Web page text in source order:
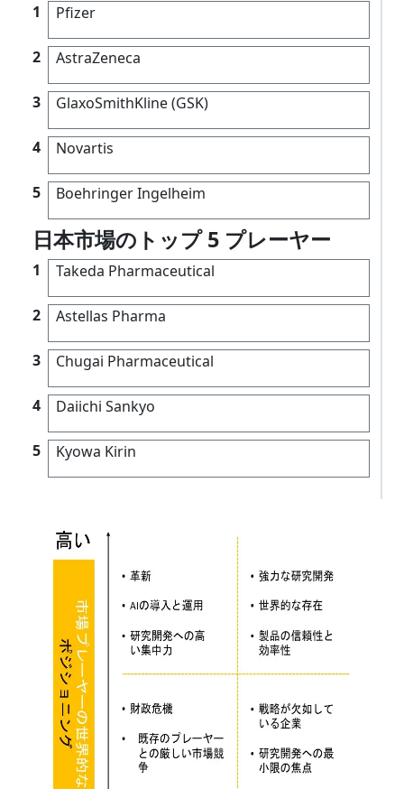
1 Pfizer
2 AstraZeneca
3 GlaxoSmithKline (GSK)
4 Novartis
5 Boehringer Ingelheim
日本市場のトップ 5 プレーヤー
1 Takeda Pharmaceutical
2 Astellas Pharma
3 Chugai Pharmaceutical
4 Daiichi Sankyo
5 Kyowa Kirin